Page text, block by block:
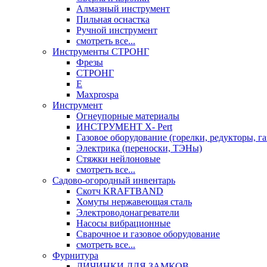
Алмазный инструмент
Пильная оснастка
Ручной инструмент
смотреть все...
Инструменты СТРОНГ
Фрезы
СТРОНГ
Е
Maxprospa
Инструмент
Огнеупорные материалы
ИНСТРУМЕНТ X- Pert
Газовое оборудование (горелки, редукторы,
Электрика (переноски, ТЭНы)
Стяжки нейлоновые
смотреть все...
Садово-огородный инвентарь
Скотч KRAFTBAND
Хомуты нержавеющая сталь
Электроводонагреватели
Насосы вибрационные
Сварочное и газовое оборудование
смотреть все...
Фурнитура